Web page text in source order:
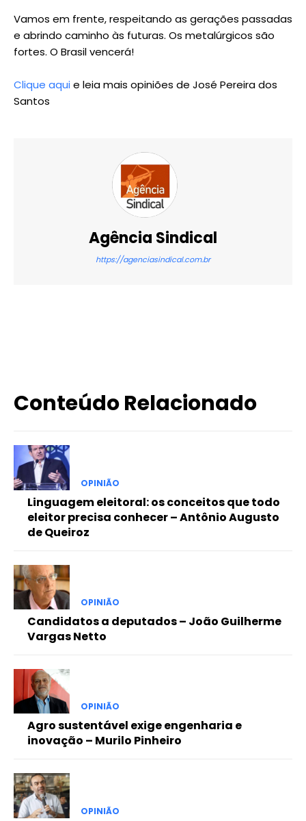
Vamos em frente, respeitando as gerações passadas
e abrindo caminho às futuras. Os metalúrgicos são
fortes. O Brasil vencerá!
Clique aquie leia mais opiniões de José Pereira dos
Santos
Agência Sindical
https://agenciasindical.com.br
Conteúdo Relacionado
OPINIÃO
Linguagem eleitoral: os conceitos que todo
eleitor precisa conhecer – Antônio Augusto
de Queiroz
OPINIÃO
Candidatos a deputados – João Guilherme
Vargas Netto
OPINIÃO
Agro sustentável exige engenharia e
inovação – Murilo Pinheiro
OPINIÃO